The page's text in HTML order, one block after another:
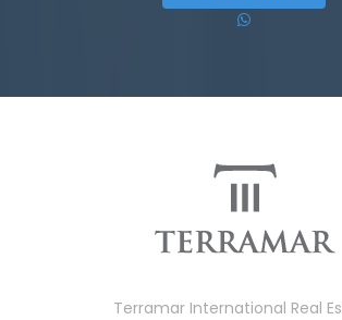
Terramar International Real